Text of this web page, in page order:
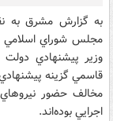
به گزارش مشرق به
وزير پيشنهادي
قاسمي گزينه
مخالف حضور
اجرايي بوده‌اند.